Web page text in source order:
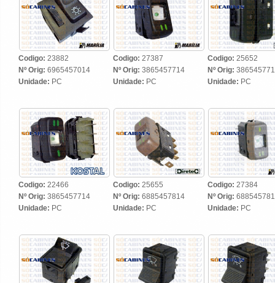
Codigo: 23882
Nº Orig: 6965457014
Unidade: PC
Codigo: 27387
Nº Orig: 3865457714
Unidade: PC
Codigo: 25652
Nº Orig:
Unidade: PC
Codigo: 22466
Nº Orig: 3865457714
Unidade: PC
Codigo: 25655
Nº Orig: 6885457814
Unidade: PC
Codigo: 27384
Nº Orig:
Unidade: PC